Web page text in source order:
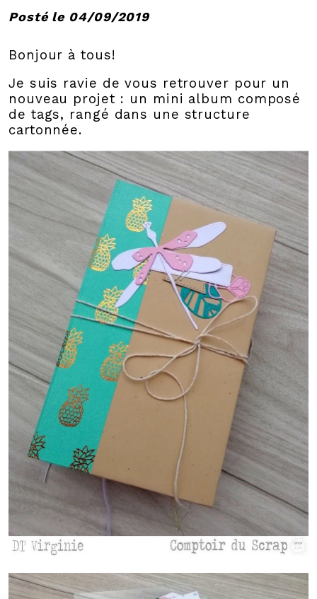
Posté le 04/09/2019
Bonjour à tous!
Je suis ravie de vous retrouver pour un
nouveau projet : un mini album composé
de tags, rangé dans une structure
cartonnée.